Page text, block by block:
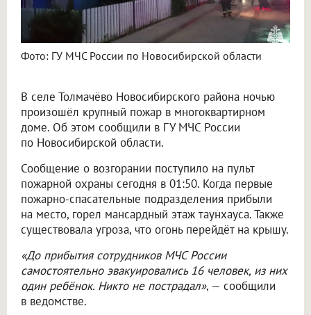
Фото: ГУ МЧС России по Новосибирской области
В селе Толмачёво Новосибирского района ночью
произошёл крупный пожар в многоквартирном
доме. Об этом сообщили в ГУ МЧС России
по Новосибирской области.
Сообщение о возгорании поступило на пульт
пожарной охраны сегодня в 01:50. Когда первые
пожарно-спасательные подразделения прибыли
на место, горел мансардный этаж таунхауса. Также
существовала угроза, что огонь перейдёт на крышу.
«До прибытия сотрудников МЧС России
самостоятельно эвакуировались 16 человек, из них
один ребёнок. Никто не пострадал», — сообщили
в ведомстве.